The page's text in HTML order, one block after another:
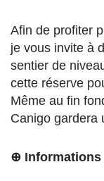
Afin de profiter
je vous invite à
sentier de
cette réserve
Même au fin
Canigo gardera
⊕ Informations